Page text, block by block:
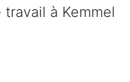
à Kemmel